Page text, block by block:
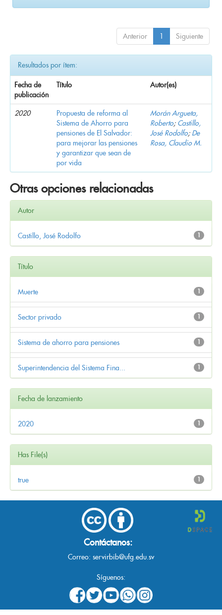
Anterior 1 Siguiente
Resultados por ítem:
Fecha de
publicación
Título Autor(es)
2020
Propuesta de reforma al
Sistema de Ahorro para
pensiones de El Salvador:
para mejorar las pensiones
y garantizar que sean de
por vida
Morán Argueta,
Roberto; Castillo,
José Rodolfo; De
Rosa, Claudio M.
Otras opciones relacionadas
Autor
1
Castillo, José Rodolfo
Título
1
Muerte
1
Sector privado
1
Sistema de ahorro para pensiones
1
Superintendencia del Sistema Fina...
Fecha de lanzamiento
1
2020
Has File(s)
1
true
Contáctanos:
Correo: servirbib@ufg.edu.sv
Síguenos: